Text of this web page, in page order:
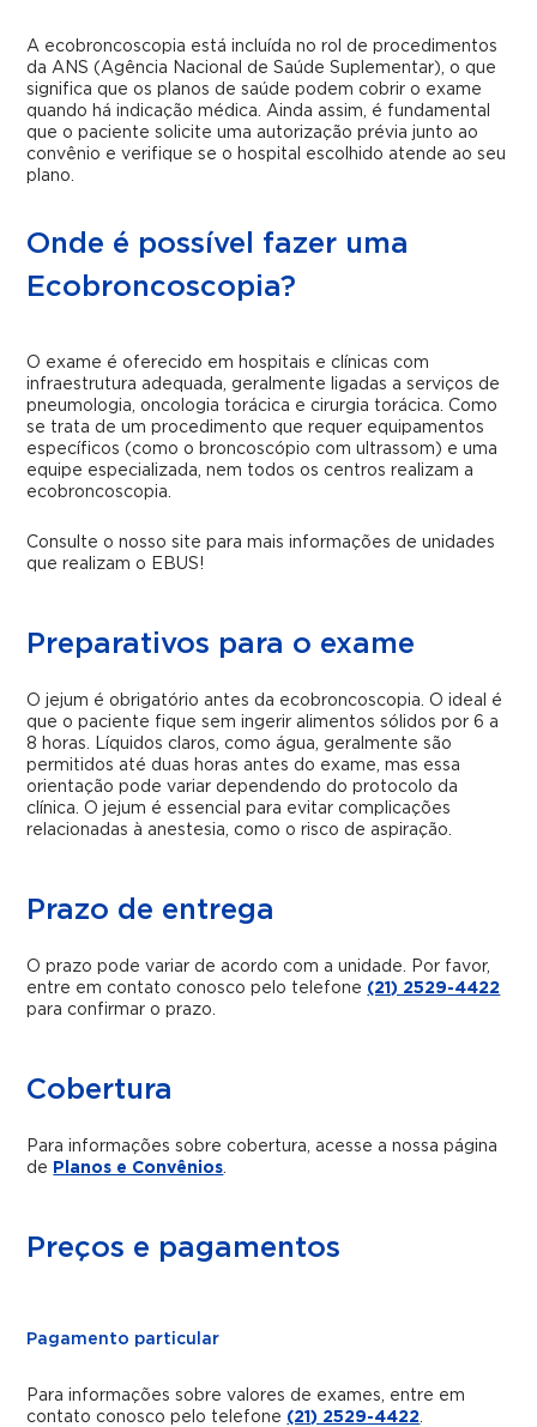
A ecobroncoscopia está incluída no rol de procedimentos
da ANS (Agência Nacional de Saúde Suplementar), o que
significa que os planos de saúde podem cobrir o exame
quando há indicação médica. Ainda assim, é fundamental
que o paciente solicite uma autorização prévia junto ao
convênio e verifique se o hospital escolhido atende ao seu
plano.
Onde é possível fazer uma
Ecobroncoscopia?
O exame é oferecido em hospitais e clínicas com
infraestrutura adequada, geralmente ligadas a serviços de
pneumologia, oncologia torácica e cirurgia torácica. Como
se trata de um procedimento que requer equipamentos
específicos (como o broncoscópio com ultrassom) e uma
equipe especializada, nem todos os centros realizam a
ecobroncoscopia.
Consulte o nosso site para mais informações de unidades
que realizam o EBUS!
Preparativos para o exame
O jejum é obrigatório antes da ecobroncoscopia. O ideal é
que o paciente fique sem ingerir alimentos sólidos por 6 a
8 horas. Líquidos claros, como água, geralmente são
permitidos até duas horas antes do exame, mas essa
orientação pode variar dependendo do protocolo da
clínica. O jejum é essencial para evitar complicações
relacionadas à anestesia, como o risco de aspiração.
Prazo de entrega
O prazo pode variar de acordo com a unidade. Por favor,
entre em contato conosco pelo telefone (21) 2529-4422
para confirmar o prazo.
Cobertura
Para informações sobre cobertura, acesse a nossa página
de Planos e Convênios.
Preços e pagamentos
Pagamento particular
Para informações sobre valores de exames, entre em
contato conosco pelo telefone (21) 2529-4422.